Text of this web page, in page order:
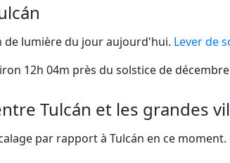
de lumière du jour aujourd'hui. Lever de
12h 04m près du solstice de
Tulcán et les grandes
par rapport à Tulcán en ce moment.